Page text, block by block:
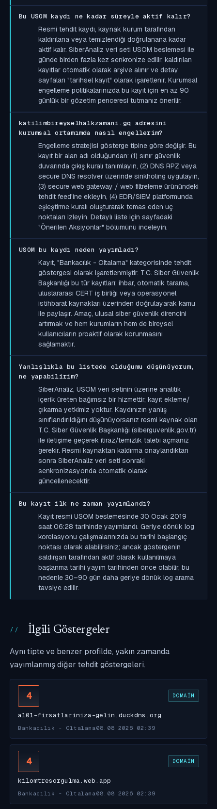
Bu USOM kaydı ne kadar süreyle aktif kalır?
Resmi tehdit kaydı, kaynak kurum tarafından
kaldırılana veya temizlendiği doğrulanana kadar
aktif kalır. SiberAnaliz veri seti USOM beslemesi ile
günde birden fazla kez senkronize edilir; kaldırılan
kayıtlar otomatik olarak arşive alınır ve detay
sayfaları "tarihsel kayıt" olarak işaretlenir. Kurumsal
engelleme politikalarınızda bu kayıt için en az 90
günlük bir gözetim penceresi tutmanız önerilir.
katilimbireyselhalkzamani.gq adresini
kurumsal ortamımda nasıl engellerim?
Engelleme stratejisi gösterge tipine göre değişir. Bu
kayıt bir alan adı olduğundan: (1) sınır güvenlik
duvarında çıkış kuralı tanımlayın, (2) DNS RPZ veya
secure DNS resolver üzerinde sinkholing uygulayın,
(3) secure web gateway / web filtreleme ürünündeki
tehdit feed'ine ekleyin, (4) EDR/SIEM platformunda
eşleştirme kuralı oluşturarak temas eden uç
noktaları izleyin. Detaylı liste için sayfadaki
"Önerilen Aksiyonlar" bölümünü inceleyin.
USOM bu kaydı neden yayımladı?
Kayıt, "Bankacılık - Oltalama" kategorisinde tehdit
göstergesi olarak işaretlenmiştir. T.C. Siber Güvenlik
Başkanlığı bu tür kayıtları; ihbar, otomatik tarama,
uluslararası CERT iş birliği veya operasyonel
istihbarat kaynakları üzerinden doğrulayarak kamu
ile paylaşır. Amaç, ulusal siber güvenlik direncini
artırmak ve hem kurumların hem de bireysel
kullanıcıların proaktif olarak korunmasını
sağlamaktır.
Yanlışlıkla bu listede olduğumu düşünüyorum,
ne yapabilirim?
SiberAnaliz, USOM veri setinin üzerine analitik
içerik üreten bağımsız bir hizmettir; kayıt ekleme/
çıkarma yetkimiz yoktur. Kaydınızın yanlış
sınıflandırıldığını düşünüyorsanız resmi kaynak olan
T.C. Siber Güvenlik Başkanlığı (siberguvenlik.gov.tr)
ile iletişime geçerek itiraz/temizlik talebi açmanız
gerekir. Resmi kaynaktan kaldırma onaylandıktan
sonra SiberAnaliz veri seti sonraki
senkronizasyonda otomatik olarak
güncellenecektir.
Bu kayıt ilk ne zaman yayımlandı?
Kayıt resmi USOM beslemesinde 30 Ocak 2019
saat 06:28 tarihinde yayımlandı. Geriye dönük log
korelasyonu çalışmalarınızda bu tarihi başlangıç
noktası olarak alabilirsiniz; ancak göstergenin
saldırgan tarafından aktif olarak kullanılmaya
başlanma tarihi yayım tarihinden önce olabilir, bu
nedenle 30–90 gün daha geriye dönük log arama
tavsiye edilir.
İlgili Göstergeler
Aynı tipte ve benzer profilde, yakın zamanda
yayımlanmış diğer tehdit göstergeleri.
4 DOMAIN
a101-firsatlariniza-gelin.duckdns.org
Bankacılık - Oltalama 08.08.2026 02:39
4 DOMAIN
kilomtresorgulma.web.app
Bankacılık - Oltalama 08.08.2026 02:39